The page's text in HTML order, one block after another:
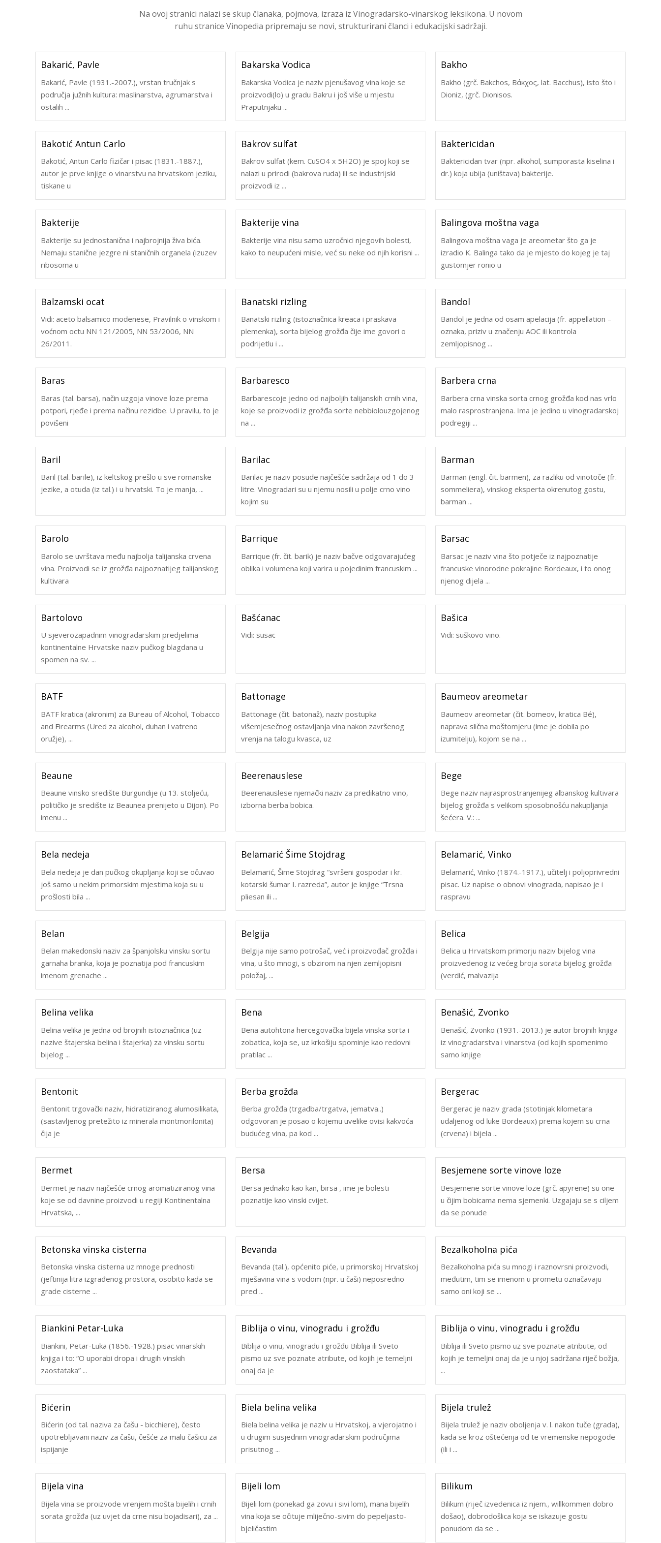
Na ovoj stranici nalazi se skup članaka, pojmova, izraza iz Vinogradarsko-vinarskog leksikona. U novom
ruhu stranice Vinopedia pripremaju se novi, strukturirani članci i edukacijski sadržaji.
Bakarić, Pavle
Bakarić, Pavle (1931.-2007.), vrstan tručnjak s
područja južnih kultura: maslinarstva, agrumarstva i
ostalih ...
Bakarska Vodica
Bakarska Vodica je naziv pjenušavog vina koje se
proizvodi(lo) u gradu Bakru i još više u mjestu
Praputnjaku ...
Bakho
Bakho (grč. Bakchos, Βάκχος, lat. Bacchus), isto što i
Dioniz, (grč. Dionisos.
Bakotić Antun Carlo
Bakotić, Antun Carlo fizičar i pisac (1831.-1887.),
autor je prve knjige o vinarstvu na hrvatskom jeziku,
tiskane u
Bakrov sulfat
Bakrov sulfat (kem. CuSO4 x 5H2O) je spoj koji se
nalazi u prirodi (bakrova ruda) ili se industrijski
proizvodi iz ...
Baktericidan
Baktericidan tvar (npr. alkohol, sumporasta kiselina i
dr.) koja ubija (uništava) bakterije.
Bakterije
Bakterije su jednostanična i najbrojnija živa bića.
Nemaju stanične jezgre ni staničnih organela (izuzev
ribosoma u
Bakterije vina
Bakterije vina nisu samo uzročnici njegovih bolesti,
kako to neupućeni misle, već su neke od njih korisni ...
Balingova moštna vaga
Balingova moštna vaga je areometar što ga je
izradio K. Balinga tako da je mjesto do kojeg je taj
gustomjer ronio u
Balzamski ocat
Vidi: aceto balsamico modenese, Pravilnik o vinskom i
voćnom octu NN 121/2005, NN 53/2006, NN
26/2011.
Banatski rizling
Banatski rizling (istoznačnica kreaca i praskava
plemenka), sorta bijelog grožđa čije ime govori o
podrijetlu i ...
Bandol
Bandol je jedna od osam apelacija (fr. appellation –
oznaka, priziv u značenju AOC ili kontrola
zemljopisnog ...
Baras
Baras (tal. barsa), način uzgoja vinove loze prema
potpori, rjeđe i prema načinu rezidbe. U pravilu, to je
povišeni
Barbaresco
Barbarescoje jedno od najboljih talijanskih crnih vina,
koje se proizvodi iz grožđa sorte nebbiolouzgojenog
na ...
Barbera crna
Barbera crna vinska sorta crnog grožđa kod nas vrlo
malo rasprostranjena. Ima je jedino u vinogradarskoj
podregiji ...
Baril
Baril (tal. barile), iz keltskog prešlo u sve romanske
jezike, a otuda (iz tal.) i u hrvatski. To je manja, ...
Barilac
Barilac je naziv posude najčešće sadržaja od 1 do 3
litre. Vinogradari su u njemu nosili u polje crno vino
kojim su
Barman
Barman (engl. čit. barmen), za razliku od vinotoče (fr.
sommeliera), vinskog eksperta okrenutog gostu,
barman ...
Barolo
Barolo se uvrštava među najbolja talijanska crvena
vina. Proizvodi se iz grožđa najpoznatijeg talijanskog
kultivara
Barrique
Barrique (fr. čit. barik) je naziv bačve odgovarajućeg
oblika i volumena koji varira u pojedinim francuskim ...
Barsac
Barsac je naziv vina što potječe iz najpoznatije
francuske vinorodne pokrajine Bordeaux, i to onog
njenog dijela ...
Bartolovo
U sjeverozapadnim vinogradarskim predjelima
kontinentalne Hrvatske naziv pučkog blagdana u
spomen na sv. ...
Bašćanac
Vidi: susac
Bašica
Vidi: suškovo vino.
BATF
BATF kratica (akronim) za Bureau of Alcohol, Tobacco
and Firearms (Ured za alcohol, duhan i vatreno
oružje), ...
Battonage
Battonage (čit. batonaž), naziv postupka
višemjesečnog ostavljanja vina nakon završenog
vrenja na talogu kvasca, uz
Baumeov areometar
Baumeov areometar (čit. bomeov, kratica Bé),
naprava slična moštomjeru (ime je dobila po
izumitelju), kojom se na ...
Beaune
Beaune vinsko središte Burgundije (u 13. stoljeću,
političko je središte iz Beaunea prenijeto u Dijon). Po
imenu ...
Beerenauslese
Beerenauslese njemački naziv za predikatno vino,
izborna berba bobica.
Bege
Bege naziv najrasprostranjenijeg albanskog kultivara
bijelog grožđa s velikom sposobnošću nakupljanja
šećera. V.: ...
Bela nedeja
Bela nedeja je dan pučkog okupljanja koji se očuvao
još samo u nekim primorskim mjestima koja su u
prošlosti bila ...
Belamarić Šime Stojdrag
Belamarić, Šime Stojdrag “svršeni gospodar i kr.
kotarski šumar I. razreda”, autor je knjige “Trsna
pliesan ili ...
Belamarić, Vinko
Belamarić, Vinko (1874.-1917.), učitelj i poljoprivredni
pisac. Uz napise o obnovi vinograda, napisao je i
raspravu
Belan
Belan makedonski naziv za španjolsku vinsku sortu
garnaha branka, koja je poznatija pod francuskim
imenom grenache ...
Belgija
Belgija nije samo potrošač, već i proizvođač grožđa i
vina, u što mnogi, s obzirom na njen zemljopisni
položaj, ...
Belica
Belica u Hrvatskom primorju naziv bijelog vina
proizvedenog iz većeg broja sorata bijelog grožđa
(verdić, malvazija
Belina velika
Belina velika je jedna od brojnih istoznačnica (uz
nazive štajerska belina i štajerka) za vinsku sortu
bijelog ...
Bena
Bena autohtona hercegovačka bijela vinska sorta i
zobatica, koja se, uz krkošiju spominje kao redovni
pratilac ...
Benašić, Zvonko
Benašić, Zvonko (1931.-2013.) je autor brojnih knjiga
iz vinogradarstva i vinarstva (od kojih spomenimo
samo knjige
Bentonit
Bentonit trgovački naziv, hidratiziranog alumosilikata,
(sastavljenog pretežito iz minerala montmorilonita)
čija je
Berba grožđa
Berba grožđa (trgadba/trgatva, jematva..)
odgovoran je posao o kojemu uvelike ovisi kakvoća
budućeg vina, pa kod ...
Bergerac
Bergerac je naziv grada (stotinjak kilometara
udaljenog od luke Bordeaux) prema kojem su crna
(crvena) i bijela ...
Bermet
Bermet je naziv najčešće crnog aromatiziranog vina
koje se od davnine proizvodi u regiji Kontinentalna
Hrvatska, ...
Bersa
Bersa jednako kao kan, birsa , ime je bolesti
poznatije kao vinski cvijet.
Besjemene sorte vinove loze
Besjemene sorte vinove loze (grč. apyrene) su one
u čijim bobicama nema sjemenki. Uzgajaju se s ciljem
da se ponude
Betonska vinska cisterna
Betonska vinska cisterna uz mnoge prednosti
(jeftinija litra izgrađenog prostora, osobito kada se
grade cisterne ...
Bevanda
Bevanda (tal.), općenito piće, u primorskoj Hrvatskoj
mješavina vina s vodom (npr. u čaši) neposredno
pred ...
Bezalkoholna pića
Bezalkoholna pića su mnogi i raznovrsni proizvodi,
međutim, tim se imenom u prometu označavaju
samo oni koji se ...
Biankini Petar-Luka
Biankini, Petar-Luka (1856.-1928.) pisac vinarskih
knjiga i to: “O uporabi dropa i drugih vinskih
zaostataka” ...
Biblija o vinu, vinogradu i grožđu
Biblija o vinu, vinogradu i grožđu Biblija ili Sveto
pismo uz sve poznate atribute, od kojih je temeljni
onaj da je
Biblija o vinu, vinogradu i grožđu
Biblija ili Sveto pismo uz sve poznate atribute, od
kojih je temeljni onaj da je u njoj sadržana riječ božja,
...
Bićerin
Bićerin (od tal. naziva za čašu - bicchiere), često
upotrebljavani naziv za čašu, češće za malu čašicu za
ispijanje
Biela belina velika
Biela belina velika je naziv u Hrvatskoj, a vjerojatno i
u drugim susjednim vinogradarskim područjima
prisutnog ...
Bijela trulež
Bijela trulež je naziv oboljenja v. l. nakon tuče (grada),
kada se kroz oštećenja od te vremenske nepogode
(ili i ...
Bijela vina
Bijela vina se proizvode vrenjem mošta bijelih i crnih
sorata grožđa (uz uvjet da crne nisu bojadisari), za ...
Bijeli lom
Bijeli lom (ponekad ga zovu i sivi lom), mana bijelih
vina koja se očituje mliječno-sivim do pepeljasto-
bjeličastim
Bilikum
Bilikum (riječ izvedenica iz njem., willkommen dobro
došao), dobrodošlica koja se iskazuje gostu
ponudom da se ...